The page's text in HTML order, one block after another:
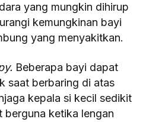
yang mungkin dihirup
kemungkinan bayi
yang menyakitkan.
Beberapa bayi dapat
saat berbaring di atas
kepala si kecil sedikit
berguna ketika lengan